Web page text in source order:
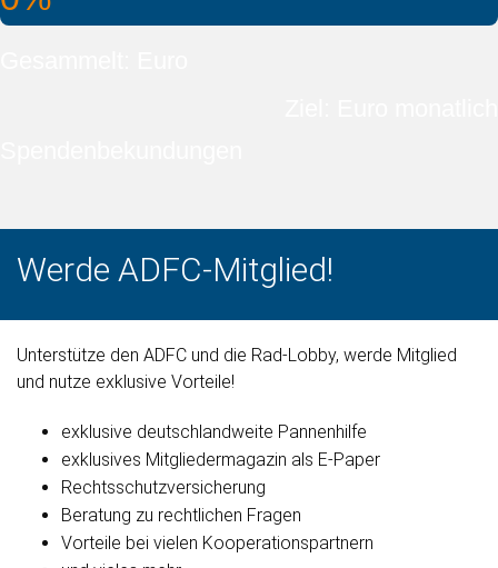
Werde ADFC-Mitglied!
Unterstütze den ADFC und die Rad-Lobby, werde Mitglied
und nutze exklusive Vorteile!
exklusive deutschlandweite Pannenhilfe
exklusives Mitgliedermagazin als E-Paper
Rechtsschutzversicherung
Beratung zu rechtlichen Fragen
Vorteile bei vielen Kooperationspartnern